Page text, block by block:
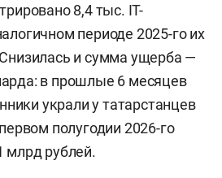
8,4 тыс. IT-
периоде 2025-го их
и сумма ущерба —
в прошлые 6 месяцев
украли у татарстанцев
полугодии 2026-го
млрд рублей.